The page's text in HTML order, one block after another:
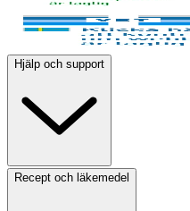
Hjälp och support
Recept och läkemedel